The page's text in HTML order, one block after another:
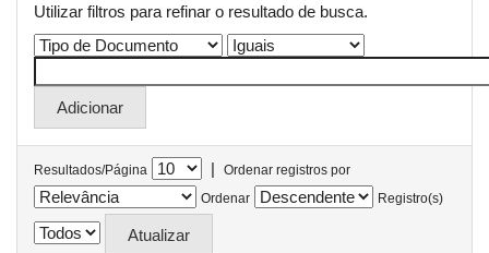
Utilizar filtros para refinar o resultado de busca.
Resultados/Página |
Ordenar registros por
Ordenar
Registro(s)